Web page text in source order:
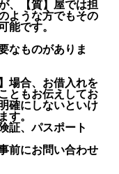
、【質】屋では担
ような方でもその
能です。
なものがありま
場合、お借入れを
ともお伝えしてお
確にしないといけ
。
証、パスポート
前にお問い合わせ